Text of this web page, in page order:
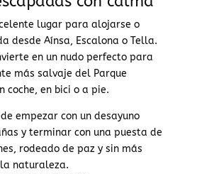
lugar para alojarse o
desde Aínsa, Escalona o Tella.
en un nudo perfecto para
más salvaje del Parque
coche, en bici o a pie.
empezar con un desayuno
y terminar con una puesta de
rodeado de paz y sin más
naturaleza.